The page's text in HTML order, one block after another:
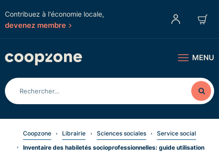
Contribuez à l'économie locale,
devenez membre
MENU
Coopzone Librairie Sciences sociales
Service social
Inventaire des habiletés socioprofessionnelles: guide utilisation